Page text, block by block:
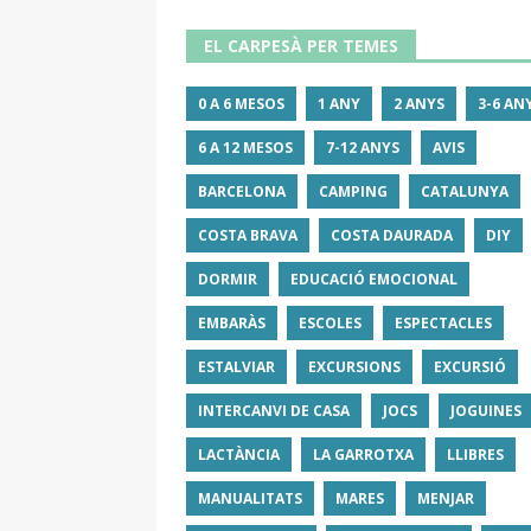
EL CARPESÀ PER TEMES
0 A 6 MESOS 1 ANY 2 ANYS 3-6
6 A 12 MESOS 7-12 ANYS AVIS
BARCELONA CAMPING CATALUNYA
COSTA BRAVA COSTA DAURADA DIY
DORMIR EDUCACIÓ EMOCIONAL
EMBARÀS ESCOLES ESPECTACLES
ESTALVIAR EXCURSIONS EXCURSIÓ
INTERCANVI DE CASA JOCS JOGUINES
LACTÀNCIA LA GARROTXA LLIBRES
MANUALITATS MARES MENJAR